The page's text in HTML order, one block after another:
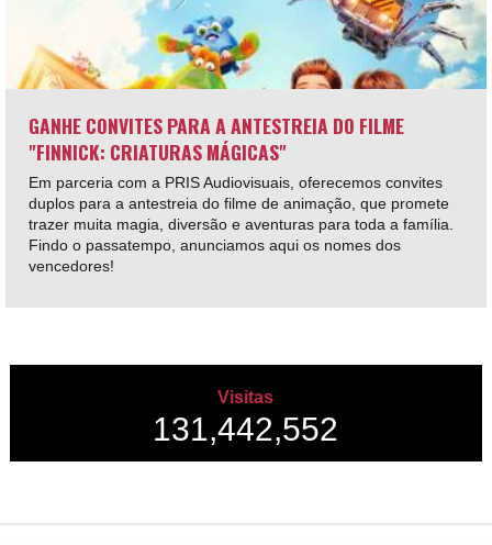
GANHE CONVITES PARA A ANTESTREIA DO FILME
"FINNICK: CRIATURAS MÁGICAS"
Em parceria com a PRIS Audiovisuais, oferecemos convites
duplos para a antestreia do filme de animação, que promete
trazer muita magia, diversão e aventuras para toda a família.
Findo o passatempo, anunciamos aqui os nomes dos
vencedores!
Visitas
131,442,552